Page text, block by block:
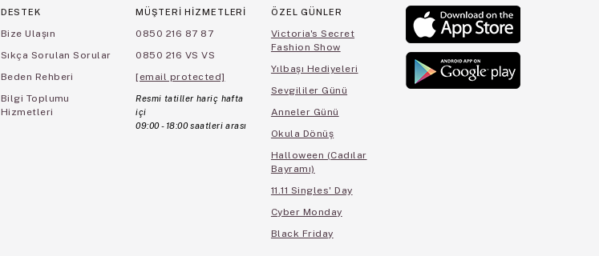
DESTEK
Bize Ulaşın
Sıkça Sorulan Sorular
Beden Rehberi
Bilgi Toplumu
Hizmetleri
MÜŞTERİ HİZMETLERİ
0850 216 87 87
0850 216 VS VS
[email protected]
Resmi tatiller hariç hafta
içi
09:00 - 18:00 saatleri arası
ÖZEL GÜNLER
Victoria's Secret
Fashion Show
Yılbaşı Hediyeleri
Sevgililer Günü
Anneler Günü
Okula Dönüş
Halloween (Cadılar
Bayramı)
11.11 Singles' Day
Cyber Monday
Black Friday